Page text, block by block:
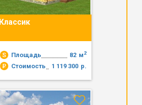
Классик
Площадь м2
82
Стоимость
р.
1 119 300